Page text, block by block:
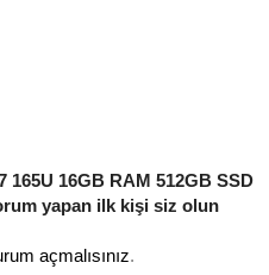
165U 16GB RAM 512GB SSD
yapan ilk kişi siz olun
açmalısınız.